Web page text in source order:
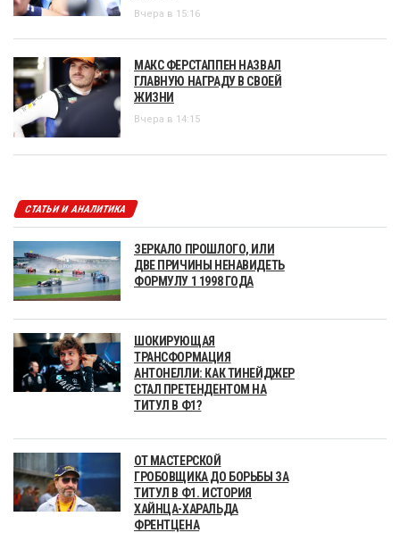
Вчера в 15:16
МАКС ФЕРСТАППЕН НАЗВАЛ
ГЛАВНУЮ НАГРАДУ В СВОЕЙ
ЖИЗНИ
Вчера в 14:15
СТАТЬИ И АНАЛИТИКА
ЗЕРКАЛО ПРОШЛОГО, ИЛИ
ДВЕ ПРИЧИНЫ НЕНАВИДЕТЬ
ФОРМУЛУ 1 1998 ГОДА
ШОКИРУЮЩАЯ
ТРАНСФОРМАЦИЯ
АНТОНЕЛЛИ: КАК ТИНЕЙДЖЕР
СТАЛ ПРЕТЕНДЕНТОМ НА
ТИТУЛ В Ф1?
ОТ МАСТЕРСКОЙ
ГРОБОВЩИКА ДО БОРЬБЫ ЗА
ТИТУЛ В Ф1. ИСТОРИЯ
ХАЙНЦА-ХАРАЛЬДА
ФРЕНТЦЕНА